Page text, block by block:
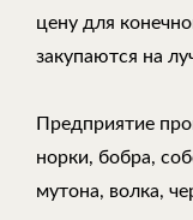
цену для
закупаются на
Предприятие
норки, бобра,
мутона, волка,